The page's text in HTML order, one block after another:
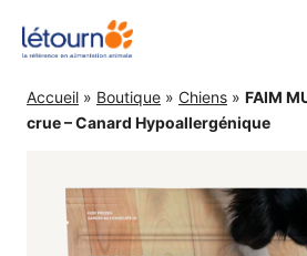
Accueil » Boutique » Chiens » FAIM
crue – Canard Hypoallergénique